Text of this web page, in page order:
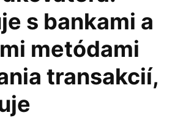
s bankami a
metódami
transakcií,